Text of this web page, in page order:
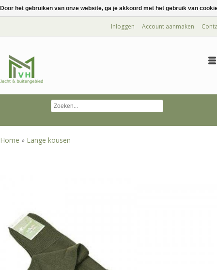
Inloggen Account aanmaken
Home » Lange kousen
Door het gebruiken van onze website, ga je akkoord met het gebruik van